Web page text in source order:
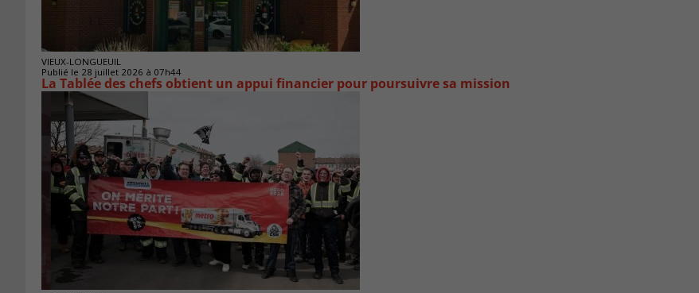
VIEUX-LONGUEUIL
Publié le 28 juillet 2026 à 07h44
La Tablée des chefs obtient un appui financier pour poursuivre sa mission